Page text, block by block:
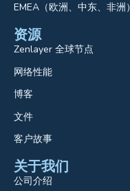
EMEA（欧洲、中东、非洲）
资源
Zenlayer 全球节点
网络性能
博客
文件
客户故事
关于我们
公司介绍